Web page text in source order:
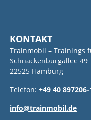
KONTAKT
Trainmobil – Trainings
Schnackenburgallee 49
22525 Hamburg
Telefon: +49 40 897206-
info@trainmobil.de